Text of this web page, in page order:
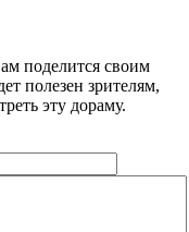
поделится своим
полезен зрителям,
эту дораму.